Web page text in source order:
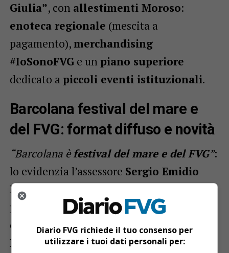
Giulia”, con allestimenti Moroso:
enoteca regionale (mescita a
pagamento),merchandising
#IoSonoFVGe unpiano superiore
dedicato a piccoli eventi istituzionali.
Barcolana festival del mare e
del FVG: format diffuso e novità
“Barcolana èfestival del mare e del FVG”:
lo evidenzia l’assessore Sergio Emidio
Bini
positiva
su tutta la regione. Confermate le
collaborazioni conGrado(BarcolanaSup
Experience) eLignano(gara di
Diario FVG richiede il tuo consenso per
utilizzare i tuoi dati personali per: